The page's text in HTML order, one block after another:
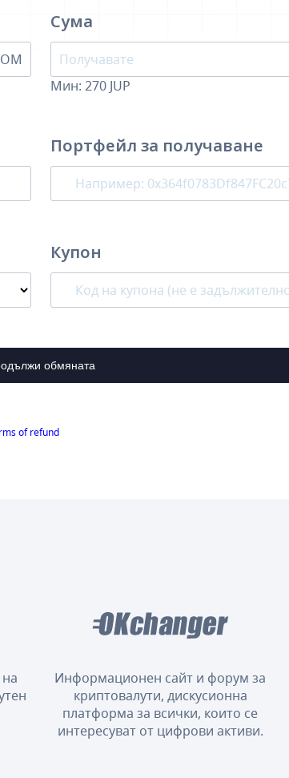
Сума
Мин: 270 JUP
Портфейл за получаване
Купон
обмяната
of refund
Информационен сайт и форум за
криптовалути, дискусионна
платформа за всички, които се
интересуват от цифрови активи.